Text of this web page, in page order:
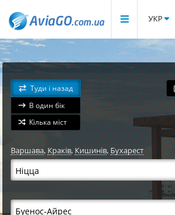
УКР
Туди і назад
В один бік
Кілька міст
Варшава,Краків, Кишинів, Бухарест